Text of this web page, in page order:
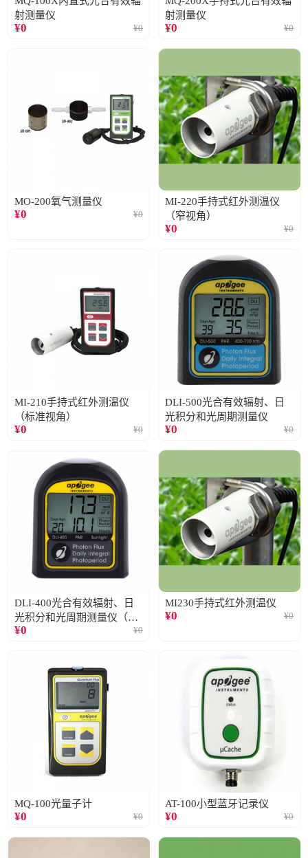
射测量仪
¥0 ¥0
射测量仪
¥0 ¥0
MO-200氧气测量仪
¥0 ¥0
MI-220手持式红外测温仪
（窄视角）
¥0 ¥0
MI-210手持式红外测温仪
（标准视角）
¥0 ¥0
DLI-500光合有效辐射、日
光积分和光周期测量仪
¥0 ¥0
DLI-400光合有效辐射、日
光积分和光周期测量仪（仅
阳光）
¥0 ¥0
MI230手持式红外测温仪
¥0 ¥0
MQ-100光量子计
¥0 ¥0
AT-100小型蓝牙记录仪
¥0 ¥0